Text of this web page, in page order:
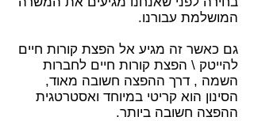
המושלמת עבורנו.
גם כאשר זה מגיע אל הפצת קורות חיים
להייטק \ הפצת קורות חיים לחברות
השמה , דרך ההפצה חשובה מאוד,
הסינון הוא קריטי במיוחד ואסטרטגית
ההפצה חשובה ביותר.